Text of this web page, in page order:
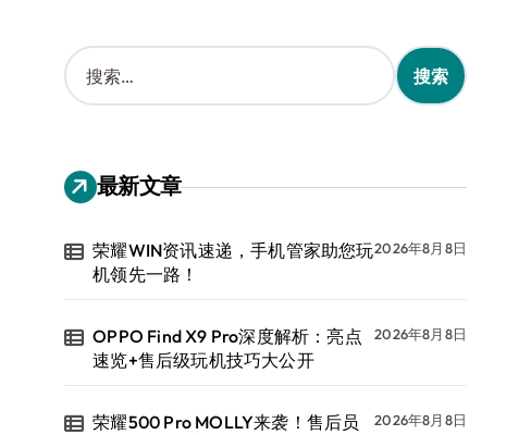
搜
索
：
最新文章
荣耀WIN资讯速递，手机管家助您玩
机领先一路！
2026年8月8日
OPPO Find X9 Pro深度解析：亮点
速览+售后级玩机技巧大公开
2026年8月8日
荣耀500 Pro MOLLY来袭！售后员
2026年8月8日